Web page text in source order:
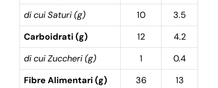
di cui Saturi (g)
10
3.5
Carboidrati (g)
12
4.2
di cui Zuccheri (g)
1
0.4
Fibre Alimentari (g)
36
13